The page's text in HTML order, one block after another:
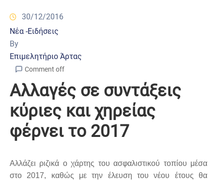
30/12/2016
Νέα -Ειδήσεις
By
Επιμελητήριο Άρτας
Comment off
Αλλαγές σε συντάξεις
κύριες και χηρείας
φέρνει το 2017
Αλλάζει ριζικά ο χάρτης του ασφαλιστικού τοπίου μέσα
στο 2017, καθώς με την έλευση του νέου έτους θα